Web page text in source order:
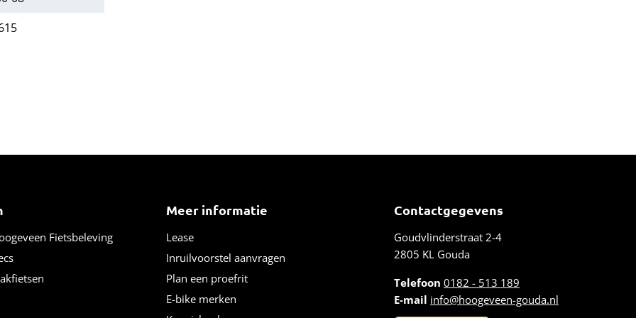
Fietsbeleving
Meer informatie
Lease
Inruilvoorstel aanvragen
Plan een proefrit
E-bike merken
Contactgegevens
Goudvlinderstraat 2-4
2805 KL Gouda
Telefoon 0182 - 513 189
E-mail info@hoogeveen-gouda.nl